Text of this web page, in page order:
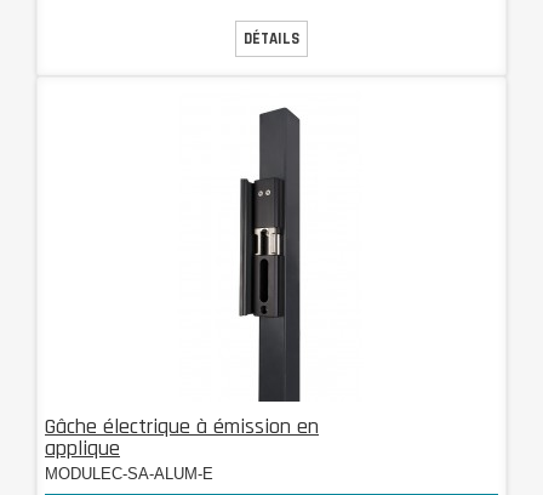
DÉTAILS
Gâche électrique à émission en
applique
MODULEC-SA-ALUM-E